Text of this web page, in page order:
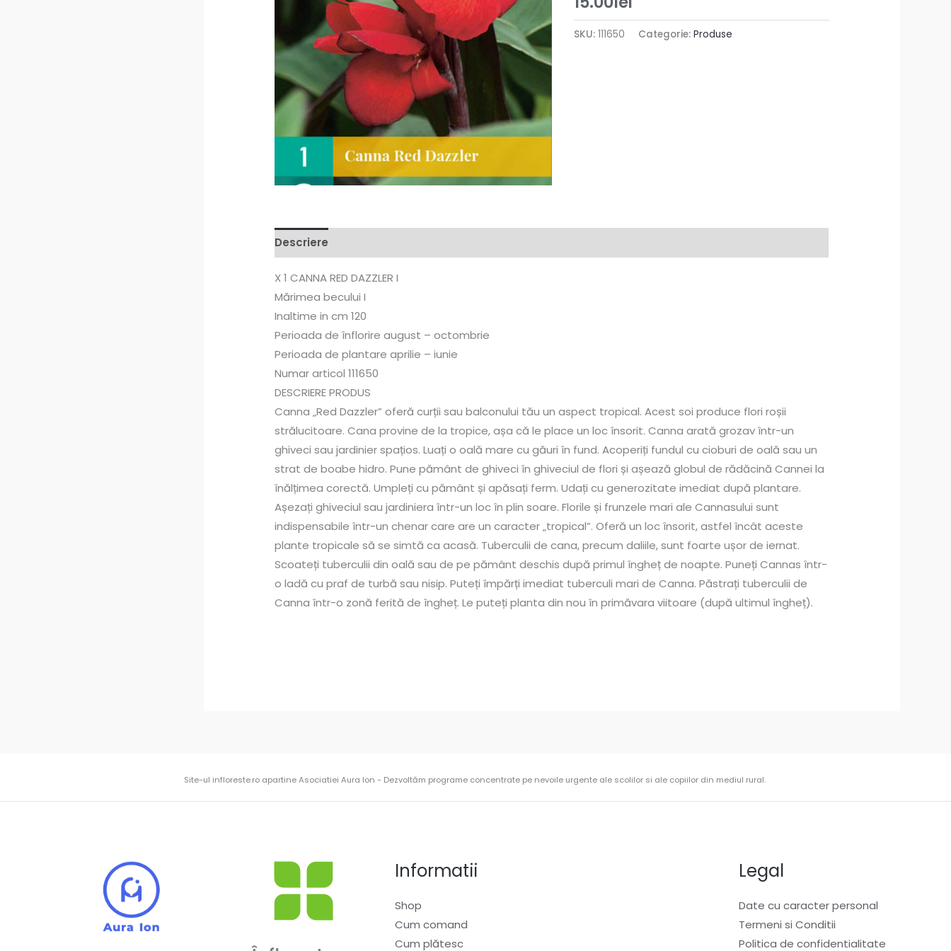
SKU:111650 Categorie:Produse
Descriere
X 1 CANNA RED DAZZLER I
Mărimea becului I
Inaltime in cm 120
Perioada de înflorire august – octombrie
Perioada de plantare aprilie – iunie
Numar articol 111650
DESCRIERE PRODUS
Canna „Red Dazzler” oferă curții sau balconului tău un aspect tropical. Acest soi produce flori roșii
strălucitoare. Cana provine de la tropice, așa că le place un loc însorit. Canna arată grozav într-un
ghiveci sau jardinier spațios. Luați o oală mare cu găuri în fund. Acoperiți fundul cu cioburi de oală sau un
strat de boabe hidro. Pune pământ de ghiveci în ghiveciul de flori și așează globul de rădăcină Cannei la
înălțimea corectă. Umpleți cu pământ și apăsați ferm. Udați cu generozitate imediat după plantare.
Așezați ghiveciul sau jardiniera într-un loc în plin soare. Florile și frunzele mari ale Cannasului sunt
indispensabile într-un chenar care are un caracter „tropical”. Oferă un loc însorit, astfel încât aceste
plante tropicale să se simtă ca acasă. Tuberculii de cana, precum daliile, sunt foarte ușor de iernat.
Scoateți tuberculii din oală sau de pe pământ deschis după primul îngheț de noapte. Puneți Cannas într-
o ladă cu praf de turbă sau nisip. Puteți împărți imediat tuberculi mari de Canna. Păstrați tuberculii de
Canna într-o zonă ferită de îngheț. Le puteți planta din nou în primăvara viitoare (după ultimul îngheț).
Site-ul infloreste.ro apartine Asociatiei Aura Ion - Dezvoltăm programe concentrate pe nevoile urgente ale scolilor si ale copiilor din mediul rural.
Informatii
Shop
Cum comand
Cum plătesc
Legal
Date cu caracter personal
Termeni si Conditii
Politica de confidentialitate